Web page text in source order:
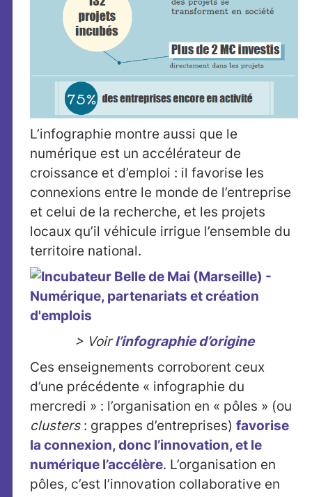
L’infographie montre aussi que le
numérique est un accélérateur de
croissance et d’emploi : il favorise les
connexions entre le monde de l’entreprise
et celui de la recherche, et les projets
locaux qu’il véhicule irrigue l’ensemble du
territoire national.
> Voirl’infographie d’origine
Ces enseignements corroborent ceux
d’une précédente « infographie du
mercredi » : l’organisation en « pôles » (ou
clusters: grappes d’entreprises) favorise
la connexion, donc l’innovation, et le
numérique l’accélère. L’organisation en
pôles, c’est l’innovation collaborative en